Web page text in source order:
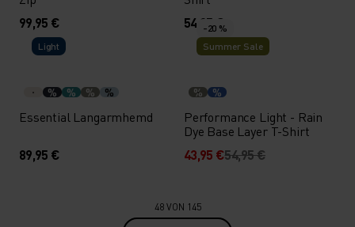
99,95 €
54,95 €
Light
% % % %
Essential Langarmhemd
89,95 €
-20 %
Summer Sale
% %
Performance Light - Rain
Dye Base Layer T-Shirt
43,95 €54,95 €
48 VON 145